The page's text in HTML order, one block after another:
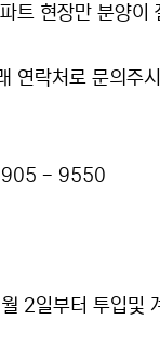
트 현장만 분양이
연락처로 문의주
- 9550
2일부터 투입및